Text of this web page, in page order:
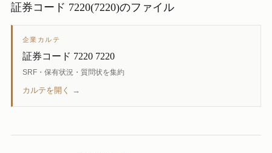
証券コード 7220(7220)のファイル
企業カルテ
証券コード 7220 7220
SRF・保有状況・質問状を集約
カルテを開く →